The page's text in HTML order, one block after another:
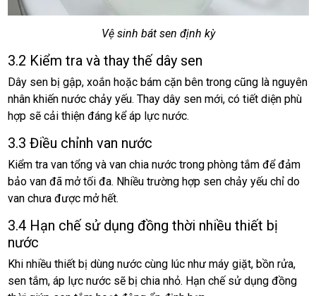
Vệ sinh bát sen định kỳ
3.2 Kiểm tra và thay thế dây sen
Dây sen bị gập, xoắn hoặc bám cặn bên trong cũng là nguyên
nhân khiến nước chảy yếu. Thay dây sen mới, có tiết diện phù
hợp sẽ cải thiện đáng kể áp lực nước.
3.3 Điều chỉnh van nước
Kiểm tra van tổng và van chia nước trong phòng tắm để đảm
bảo van đã mở tối đa. Nhiều trường hợp sen chảy yếu chỉ do
van chưa được mở hết.
3.4 Hạn chế sử dụng đồng thời nhiều thiết bị
nước
Khi nhiều thiết bị dùng nước cùng lúc như máy giặt, bồn rửa,
sen tắm, áp lực nước sẽ bị chia nhỏ. Hạn chế sử dụng đồng